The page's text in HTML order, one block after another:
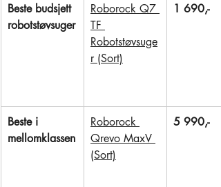
Beste budsjett
robotstøvsuger
Roborock Q7
TF
Robotstøvsuge
r (Sort)
1 690,-
Beste i
mellomklassen
Roborock
Qrevo MaxV
(Sort)
5 990,-